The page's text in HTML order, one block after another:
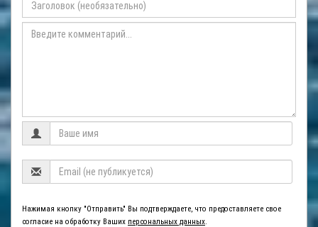
Нажимая кнопку "Отправить" Вы подтверждаете, что предоставляете свое
согласие на обработку Ваших персональных данных.